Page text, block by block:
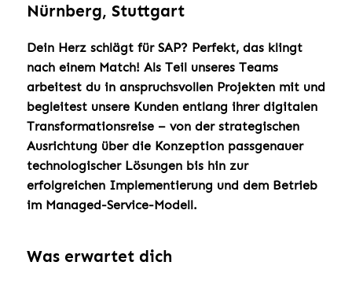
Nürnberg, Stuttgart
Dein Herz schlägt für SAP? Perfekt, das klingt
nach einem Match! Als Teil unseres Teams
arbeitest du in anspruchsvollen Projekten mit und
begleitest unsere Kunden entlang ihrer digitalen
Transformationsreise – von der strategischen
Ausrichtung über die Konzeption passgenauer
technologischer Lösungen bis hin zur
erfolgreichen Implementierung und dem Betrieb
im Managed-Service-Modell.
Was erwartet dich